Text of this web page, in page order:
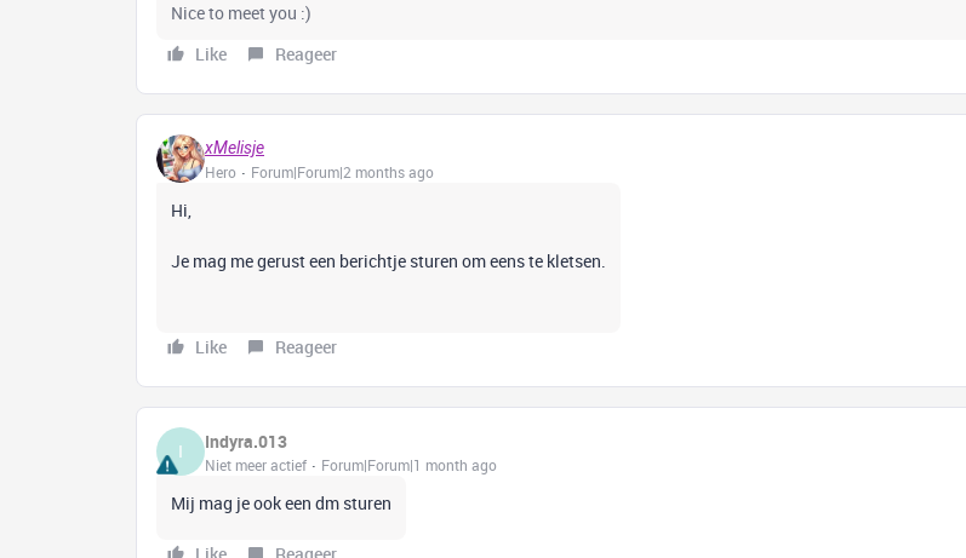
Nice to meet you :)
Like
Reageer
xMelisje
Hero
Forum|Forum|2 months ago
Hi,
Je mag me gerust een berichtje sturen om eens te kletsen.
Like Reageer
I Indyra.013
Niet meer actief Forum|Forum|1 month ago
Mij mag je ook een dm sturen